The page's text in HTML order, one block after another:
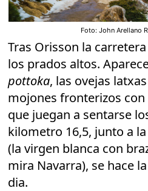
Foto: John Arellano
Tras Orisson la
los prados altos.
pottoka, las ovejas
mojones fronterizos
que juegan a sentarse
kilometro 16,5, junto a
(la virgen blanca con
mira Navarra), se hace
dia.